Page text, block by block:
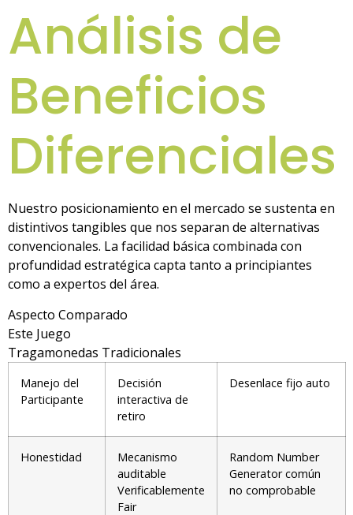
Análisis de
Beneficios
Diferenciales
Nuestro posicionamiento en el mercado se sustenta en
distintivos tangibles que nos separan de alternativas
convencionales. La facilidad básica combinada con
profundidad estratégica capta tanto a principiantes
como a expertos del área.
Aspecto Comparado
Este Juego
Tragamonedas Tradicionales
Manejo del
Participante
Decisión
interactiva de
retiro
Desenlace fijo auto
Honestidad
Mecanismo
auditable
Verificablemente
Fair
Random Number
Generator común
no comprobable